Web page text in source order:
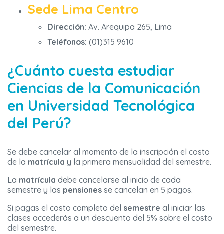
Sede Lima Centro
Dirección: Av. Arequipa 265, Lima
Teléfonos: (01)315 9610
¿Cuánto cuesta estudiar
Ciencias de la Comunicación
en Universidad Tecnológica
del Perú?
Se debe cancelar al momento de la inscripción el costo
de la matrícula y la primera mensualidad del semestre.
La matrícula debe cancelarse al inicio de cada
semestre y las pensiones se cancelan en 5 pagos.
Si pagas el costo completo del semestre al iniciar las
clases accederás a un descuento del 5% sobre el costo
del semestre.